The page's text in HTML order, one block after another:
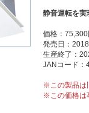
静音運転を実
価格：75,300
発売日：
生産終了：
JANコード
※この製品は
※この価格は